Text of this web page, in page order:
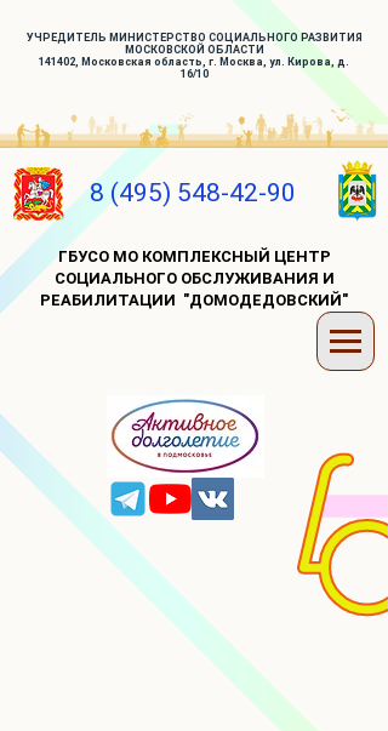
УЧРЕДИТЕЛЬ МИНИСТЕРСТВО СОЦИАЛЬНОГО РАЗВИТИЯ
МОСКОВСКОЙ ОБЛАСТИ
141402, Московская область, г. Москва, ул. Кирова, д.
16/10
8 (495) 548-42-90
ГБУСО МО КОМПЛЕКСНЫЙ ЦЕНТР
СОЦИАЛЬНОГО ОБСЛУЖИВАНИЯ И
РЕАБИЛИТАЦИИ "ДОМОДЕДОВСКИЙ"